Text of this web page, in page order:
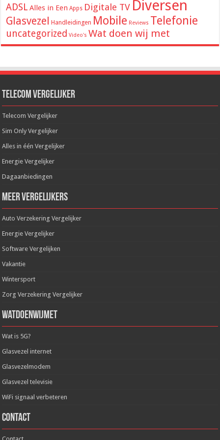
ADSL Alles in Een Apps Digitale TV Diversen
Glasvezel Handleidingen Mobile Reviews Telefonie
uncategorized Video's Wat doen wij met
Telecom Vergelijker
Telecom Vergelijker
Sim Only Vergelijker
Alles in één Vergelijker
Energie Vergelijker
Dagaanbiedingen
Meer Vergelijkers
Auto Verzekering Vergelijker
Energie Vergelijker
Software Vergelijken
Vakantie
Wintersport
Zorg Verzekering Vergelijker
WatDoenWijMet
Wat is 5G?
Glasvezel internet
Glasvezelmodem
Glasvezel televisie
WiFi signaal verbeteren
Contact